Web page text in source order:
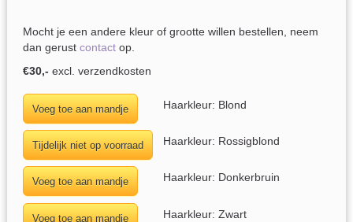
Mocht je een andere kleur of grootte willen bestellen, neem
dan gerust contactop.
€30,- excl. verzendkosten
Haarkleur: Blond
Haarkleur: Rossigblond
Haarkleur: Donkerbruin
Haarkleur: Zwart